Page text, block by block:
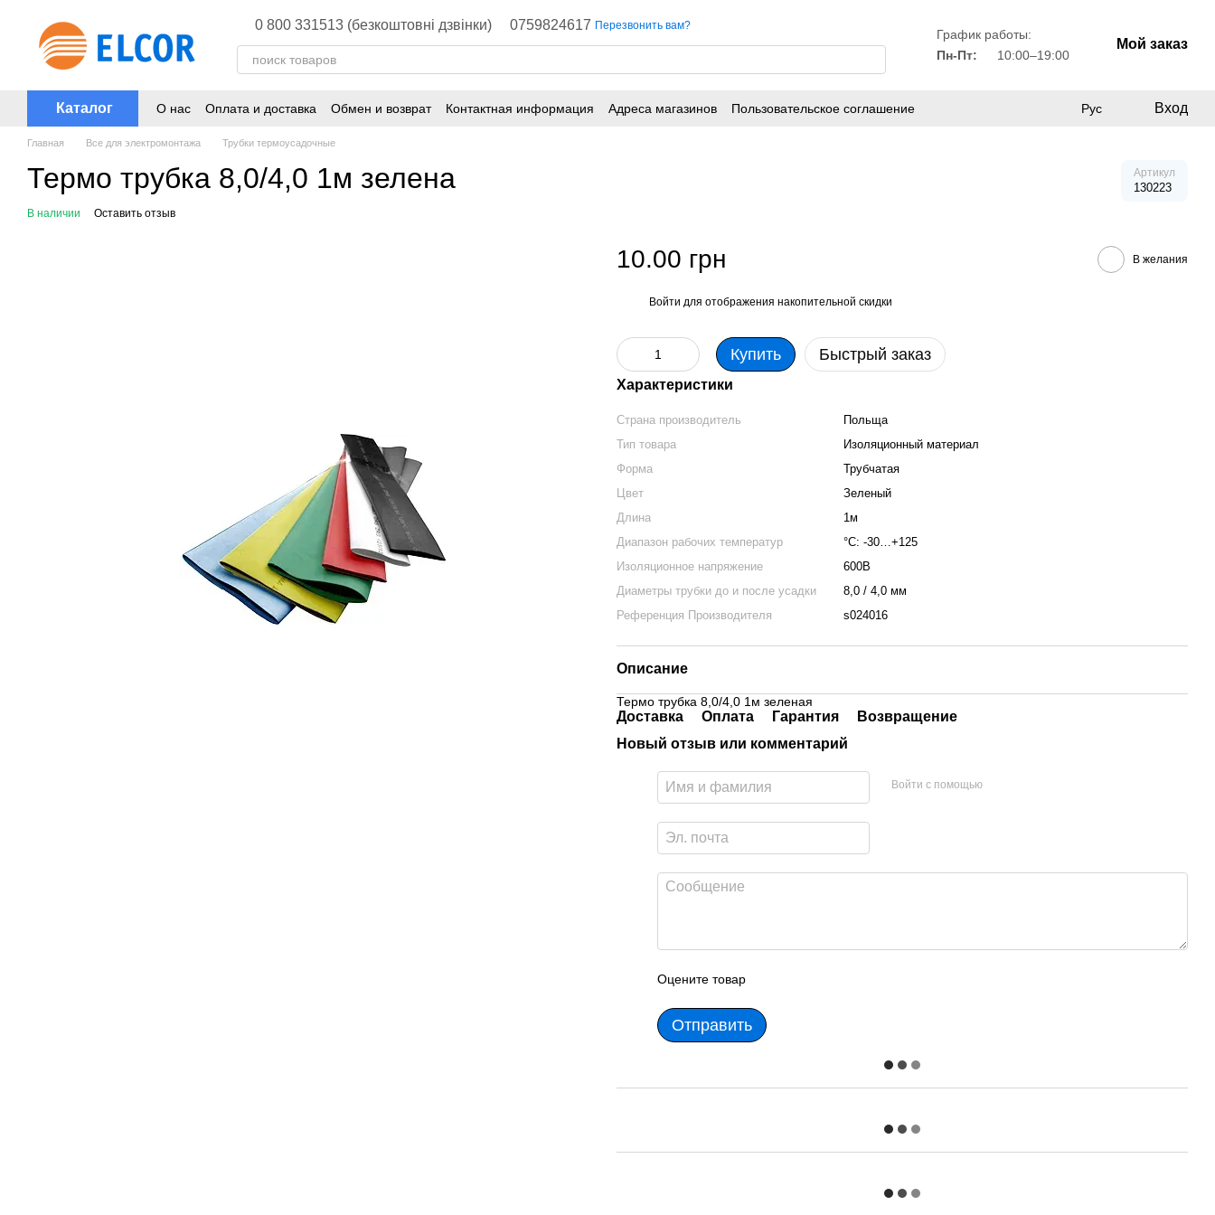
0 800 331513 (безкоштовні дзвінки) 0759824617 Перезвонить вам?
График работы:
Пн-Пт:
10:00–19:00
Мой заказ
Каталог О нас Оплата и доставка Обмен и возврат Контактная информация Адреса магазинов Пользовательское соглашение Рус Вход
Главная Все для электромонтажа Трубки термоусадочные
Термо трубка 8,0/4,0 1м зелена Артикул
130223
В наличии Оставить отзыв
10.00 грн В желания
Войти для отображения накопительной скидки
Купить Быстрый заказ
Характеристики
Страна производитель
Польща
Тип товара
Изоляционный материал
Форма
Трубчатая
Цвет
Зеленый
Длина
1м
Диапазон рабочих температур
°С: -30…+125
Изоляционное напряжение
600В
Диаметры трубки до и после усадки
8,0 / 4,0 мм
Референция Производителя
s024016
Описание
Термо трубка 8,0/4,0 1м зеленая
Доставка Оплата Гарантия
Возвращение
Новый отзыв или комментарий
Войти с помощью
Оцените товар
Отправить